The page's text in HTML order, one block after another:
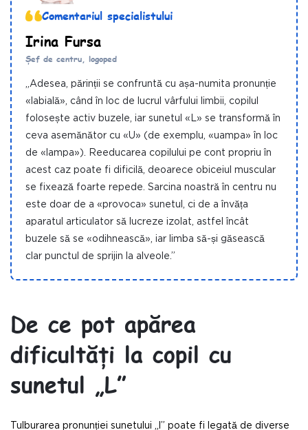
Comentariul specialistului
Irina Fursa
Șef de centru, logoped
„Adesea, părinții se confruntă cu așa-numita pronunție
«labială», când în loc de lucrul vârfului limbii, copilul
folosește activ buzele, iar sunetul «L» se transformă în
ceva asemănător cu «U» (de exemplu, «uampa» în loc
de «lampa»). Reeducarea copilului pe cont propriu în
acest caz poate fi dificilă, deoarece obiceiul muscular
se fixează foarte repede. Sarcina noastră în centru nu
este doar de a «provoca» sunetul, ci de a învăța
aparatul articulator să lucreze izolat, astfel încât
buzele să se «odihnească», iar limba să-și găsească
clar punctul de sprijin la alveole.”
De ce pot apărea
dificultăți la copil cu
sunetul „L”
Tulburarea pronunției sunetului „l” poate fi legată de diverse